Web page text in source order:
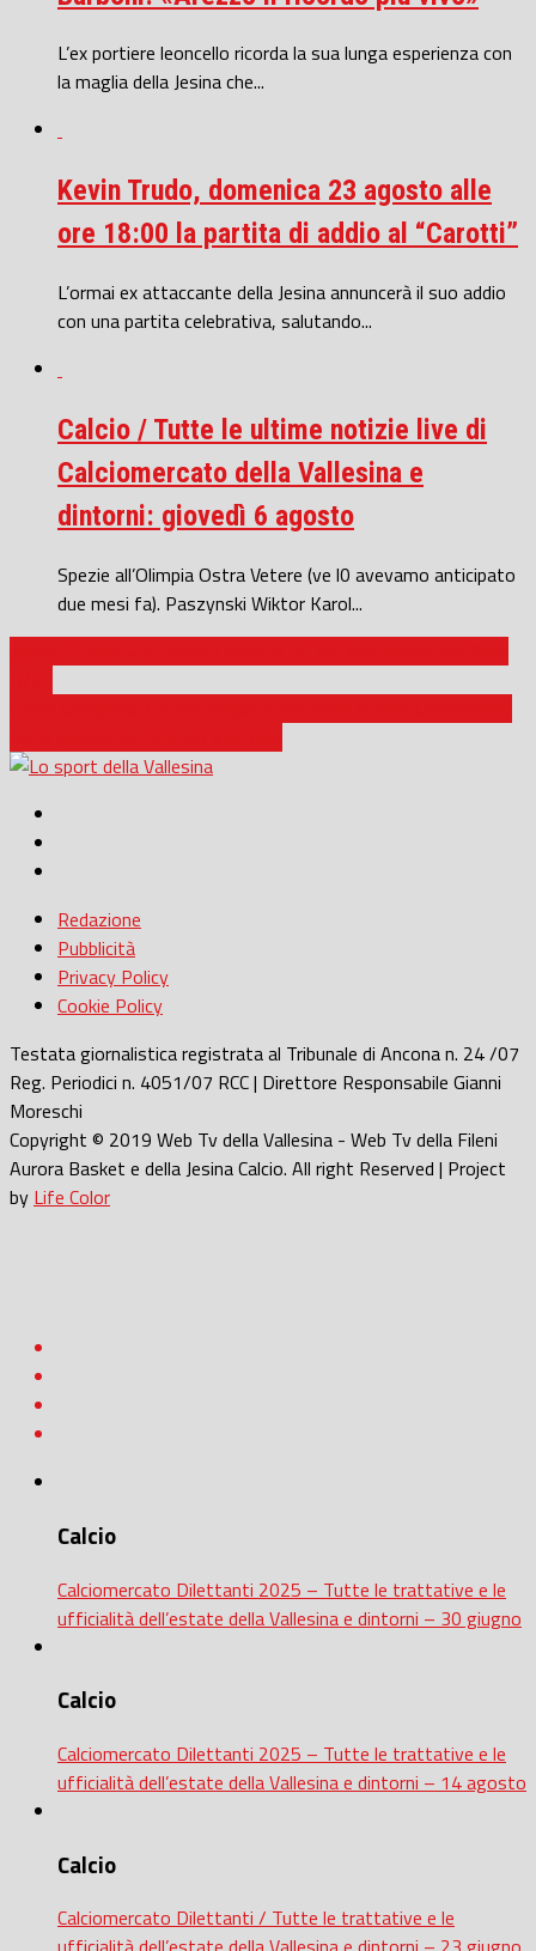
L’ex portiere leoncello ricorda la sua lunga esperienza con
la maglia della Jesina che...
Kevin Trudo, domenica 23 agosto alle
ore 18:00 la partita di addio al “Carotti”
L’ormai ex attaccante della Jesina annuncerà il suo addio
con una partita celebrativa, salutando...
Calcio / Tutte le ultime notizie live di
Calciomercato della Vallesina e
dintorni: giovedì 6 agosto
Spezie all’Olimpia Ostra Vetere (ve l0 avevamo anticipato
due mesi fa). Paszynski Wiktor Karol...
Redazione
Pubblicità
Privacy Policy
Cookie Policy
Testata giornalistica registrata al Tribunale di Ancona n. 24 /07
Reg. Periodici n. 4051/07 RCC | Direttore Responsabile Gianni
Moreschi
Copyright © 2019 Web Tv della Vallesina - Web Tv della Fileni
Aurora Basket e della Jesina Calcio. All right Reserved | Project
by Life Color
Calcio
Calciomercato Dilettanti 2025 – Tutte le trattative e le
ufficialità dell’estate della Vallesina e dintorni – 30 giugno
Calcio
Calciomercato Dilettanti 2025 – Tutte le trattative e le
ufficialità dell’estate della Vallesina e dintorni – 14 agosto
Calcio
Calciomercato Dilettanti / Tutte le trattative e le